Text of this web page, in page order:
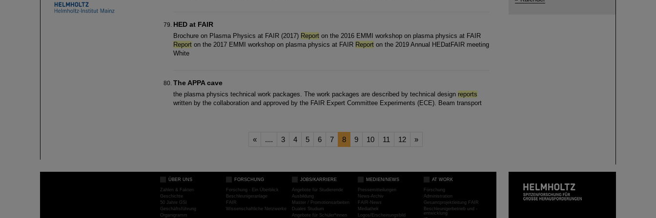
HED at FAIR
Brochure on Plasma Physics at FAIR (2017) Report on the 2016 EMMI workshop on plasma physics at FAIR
Report on the 2017 EMMI workshop on plasma physics at FAIR Report on the 2019 Annual HEDatFAIR meeting
White
The APPA cave
the plasma physics technical work packages. The work packages are described by technical design reports
written by the collaboration and approved by the FAIR Expert Committee Experiments (ECE). Beam transport
« .... 3 4 5 6 7 8 9 10 11 12 »
ÜBER UNS
Zahlen & Fakten
Geschichte
50 Jahre GSI
Geschäftsführung
Organigramm
FORSCHUNG
Forschung - Ein Überblick
Beschleunigeranlage
FAIR
Wissenschaftliche Netzwerke
JOBS/KARRIERE
Angebote für Studierende
Ausbildung
Master / Promotionsarbeiten
Duales Studium
Angebote für Schüler*innen
MEDIEN/NEWS
Pressemitteilungen
News-Archiv
FAIR-News
Mediathek
Logos/Erscheinungsbild
AT WORK
Forschung
Administration
Gesamtprojektleitung FAIR
Beschleunigerbetrieb und -
entwicklung